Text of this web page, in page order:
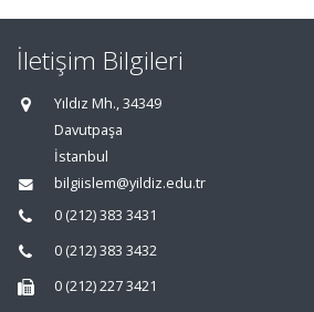
İletişim Bilgileri
Yıldız Mh., 34349
Davutpaşa
İstanbul
bilgiislem@yildiz.edu.tr
0 (212) 383 3431
0 (212) 383 3432
0 (212) 227 3421